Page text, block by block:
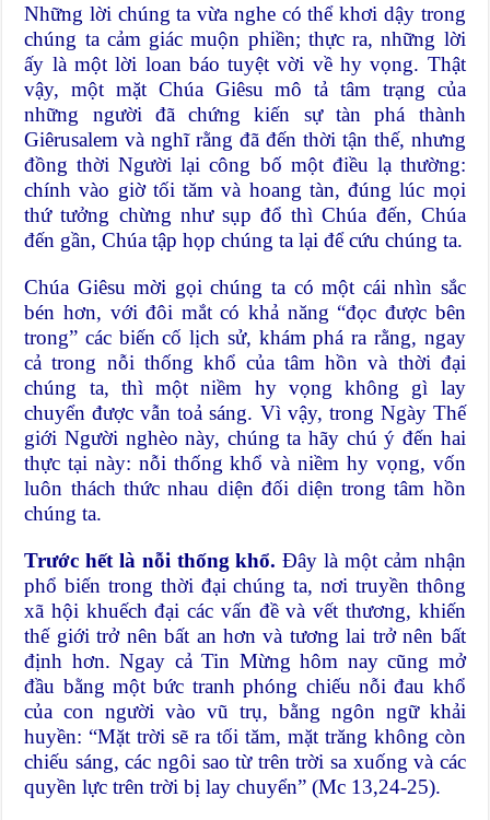
Những lời chúng ta vừa nghe có thể khơi dậy trong
chúng ta cảm giác muộn phiền; thực ra, những lời
ấy là một lời loan báo tuyệt vời về hy vọng. Thật
vậy, một mặt Chúa Giêsu mô tả tâm trạng của
những người đã chứng kiến ​​sự tàn phá thành
Giêrusalem và nghĩ rằng đã đến thời tận thế, nhưng
đồng thời Người lại công bố một điều lạ thường:
chính vào giờ tối tăm và hoang tàn, đúng lúc mọi
thứ tưởng chừng như sụp đổ thì Chúa đến, Chúa
đến gần, Chúa tập họp chúng ta lại để cứu chúng ta.
Chúa Giêsu mời gọi chúng ta có một cái nhìn sắc
bén hơn, với đôi mắt có khả năng “đọc được bên
trong” các biến cố lịch sử, khám phá ra rằng, ngay
cả trong nỗi thống khổ của tâm hồn và thời đại
chúng ta, thì một niềm hy vọng không gì lay
chuyển được vẫn toả sáng. Vì vậy, trong Ngày Thế
giới Người nghèo này, chúng ta hãy chú ý đến hai
thực tại này: nỗi thống khổ và niềm hy vọng, vốn
luôn thách thức nhau diện đối diện trong tâm hồn
chúng ta.
Trước hết là nỗi thống khổ. Đây là một cảm nhận
phổ biến trong thời đại chúng ta, nơi truyền thông
xã hội khuếch đại các vấn đề và vết thương, khiến
thế giới trở nên bất an hơn và tương lai trở nên bất
định hơn. Ngay cả Tin Mừng hôm nay cũng mở
đầu bằng một bức tranh phóng chiếu nỗi đau khổ
của con người vào vũ trụ, bằng ngôn ngữ khải
huyền: “Mặt trời sẽ ra tối tăm, mặt trăng không còn
chiếu sáng, các ngôi sao từ trên trời sa xuống và các
quyền lực trên trời bị lay chuyển” (Mc 13,24-25).